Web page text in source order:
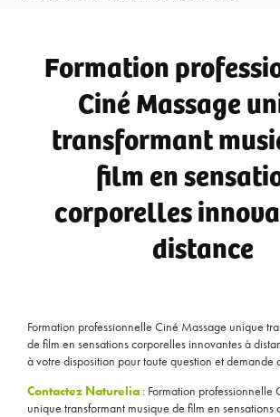
Formation
Ciné Massage
transformant
film en
corporelles
distance
Formation professionnelle Ciné Massage unique
de film en sensations corporelles innovantes à
à votre disposition pour toute question et demande
Contactez Naturelia : Formation professionnelle
unique transformant musique de film en sensations